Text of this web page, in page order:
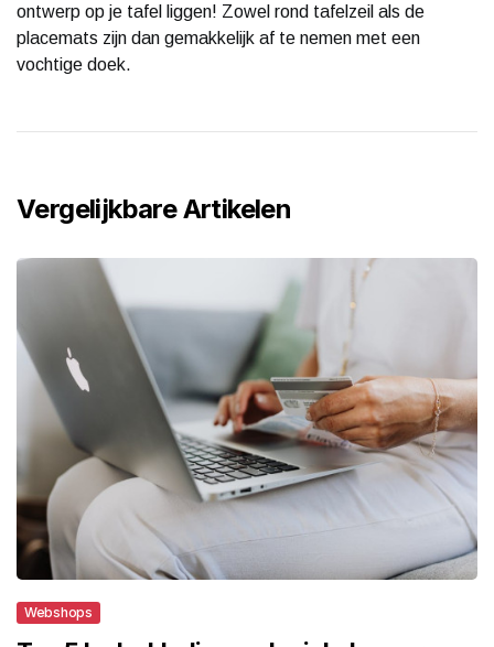
ontwerp op je tafel liggen! Zowel rond tafelzeil als de
placemats zijn dan gemakkelijk af te nemen met een
vochtige doek.
Vergelijkbare Artikelen
Webshops